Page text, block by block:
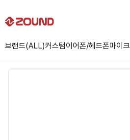
브랜드(ALL)커스텀이어폰/헤드폰마이크